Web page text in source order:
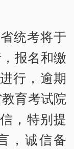
统考将于
报名和缴
行，逾期
育考试院
，特别提
，诚信备